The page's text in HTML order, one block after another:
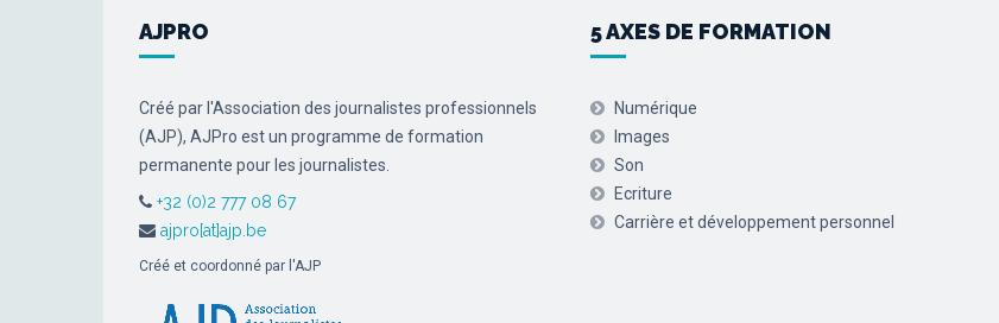
AJPRO
Créé par l'Association des journalistes professionnels
(AJP), AJPro est un programme de formation
permanente pour les journalistes.
+32 (0)2 777 08 67
ajpro[at]ajp.be
Créé et coordonné par l'AJP
5 AXES DE FORMATION
Numérique
Images
Son
Ecriture
Carrière et développement personnel